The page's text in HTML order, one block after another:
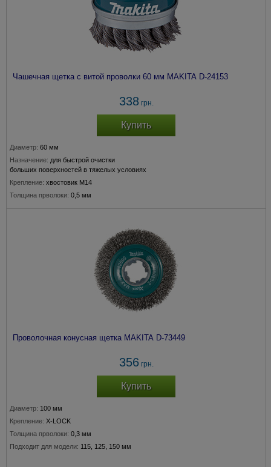
Чашечная щетка c витой проволки 60 мм MAKITA D-24153
338грн.
Купить
Диаметр: 60 мм
Назначение: для быстрой очистки
больших поверхностей в тяжелых условиях
Крепление: хвостовик М14
Толщина прволоки: 0,5 мм
Подходит для модели: 115, 150 мм
Проволочная конусная щетка MAKITA D-73449
356грн.
Купить
Диаметр: 100 мм
Крепление: X-LOCK
Толщина прволоки: 0,3 мм
Подходит для модели: 115, 125, 150 мм